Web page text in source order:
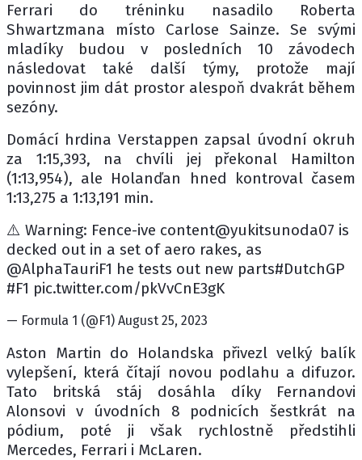
Ferrari do tréninku nasadilo Roberta
Shwartzmana místo Carlose Sainze. Se svými
mladíky budou v posledních 10 závodech
následovat také další týmy, protože mají
povinnost jim dát prostor alespoň dvakrát během
sezóny.
Domácí hrdina Verstappen zapsal úvodní okruh
za 1:15,393, na chvíli jej překonal Hamilton
(1:13,954), ale Holanďan hned kontroval časem
1:13,275 a 1:13,191 min.
⚠️ Warning: Fence-ive content@yukitsunoda07 is
decked out in a set of aero rakes, as
@AlphaTauriF1 he tests out new parts#DutchGP
#F1 pic.twitter.com/pkVvCnE3gK
— Formula 1 (@F1) August 25, 2023
Aston Martin do Holandska přivezl velký balík
vylepšení, která čítají novou podlahu a difuzor.
Tato britská stáj dosáhla díky Fernandovi
Alonsovi v úvodních 8 podnicích šestkrát na
pódium, poté ji však rychlostně předstihli
Mercedes, Ferrari i McLaren.